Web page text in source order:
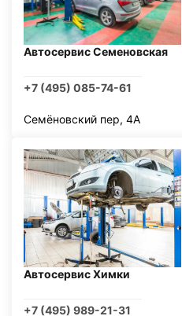
Автосервис Семеновская
+7 (495) 085-74-61
Семёновский пер, 4А
Автосервис Химки
+7 (495) 989-21-31